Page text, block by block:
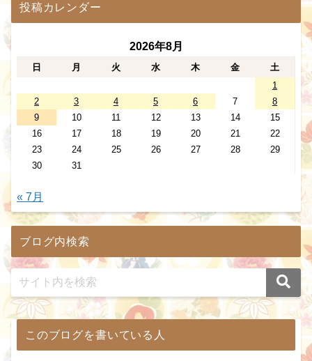
投稿カレンダー
2026年8月
日 月 火 水 木 金
土
1
2
3 4 5 6 7
8
9
10 11 12 13 14
15
16
17 18 19 20 21
22
23
24 25 26 27 28
29
30
31
« 7月
ブログ内検索
このブログを書いている人